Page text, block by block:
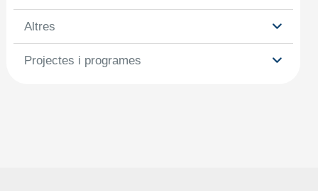
Altres
Projectes i programes